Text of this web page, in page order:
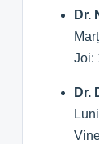
Dr.
Joi:
Dr.